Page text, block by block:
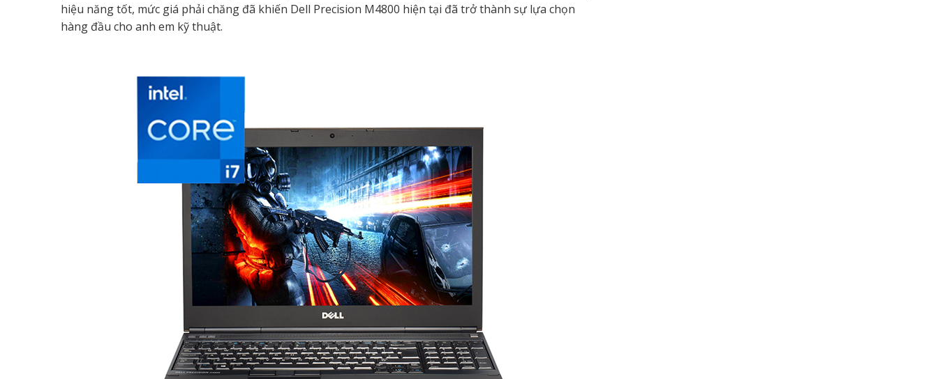
hiệu năng tốt, mức giá phải chăng đã khiến Dell Precision M4800 hiện tại đã trở thành sự lựa chọn
hàng đầu cho anh em kỹ thuật.